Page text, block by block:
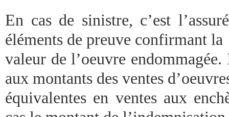
En cas de sinistre, c’est
éléments de preuve confirmant la
valeur de l’oeuvre
aux montants des ventes
équivalentes en ventes aux